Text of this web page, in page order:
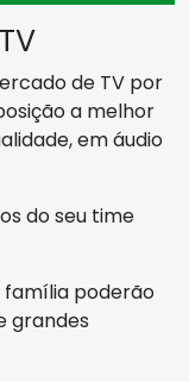
de TV por
a melhor
em áudio
do seu time
família poderão
grandes